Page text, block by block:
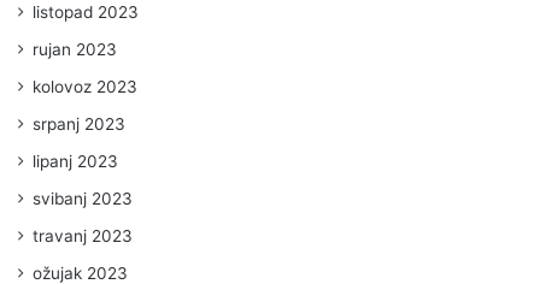
listopad 2023
rujan 2023
kolovoz 2023
srpanj 2023
lipanj 2023
svibanj 2023
travanj 2023
ožujak 2023